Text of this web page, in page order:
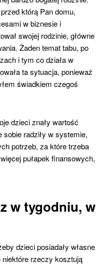
którą Pan domu,
w biznesie i
swojej rodzinie, główne
Żaden temat tabu, po
i tym co działa w
ta sytuacja, ponieważ
świadkiem czegoś
dzieci znały wartość
radziły w systemie,
potrzeb, za które trzeba
pułapek finansowych,
w tygodniu, w
dzieci posiadały własne
niektóre rzeczy kosztują